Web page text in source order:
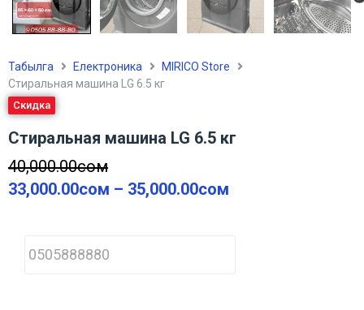
Табылга Електроника
MIRICO Store
Стиральная машина LG 6.5 кг
Скидка
Стиральная машина LG 6.5 кг
40,000.00сом
33,000.00сом – 35,000.00сом
h
o